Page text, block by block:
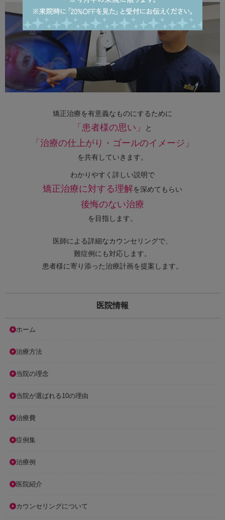
矯正治療を有意義なものにするために
「患者様の思い」 と
「治療の仕上がり・ゴールのイメージ」
を共有していきます。
わかりやすく詳しい説明で
矯正治療に対する理解を深めてもらい
後悔のない治療
を目指します。
医師による詳細なカウンセリングで、
難症例にも対応します。
患者様に寄り添った治療計画を提案します。
医院情報
ホーム
治療方法
当院の理念
当院が選ばれる10の理由
治療費
症例集
治療例
医院紹介
カウンセリングについて